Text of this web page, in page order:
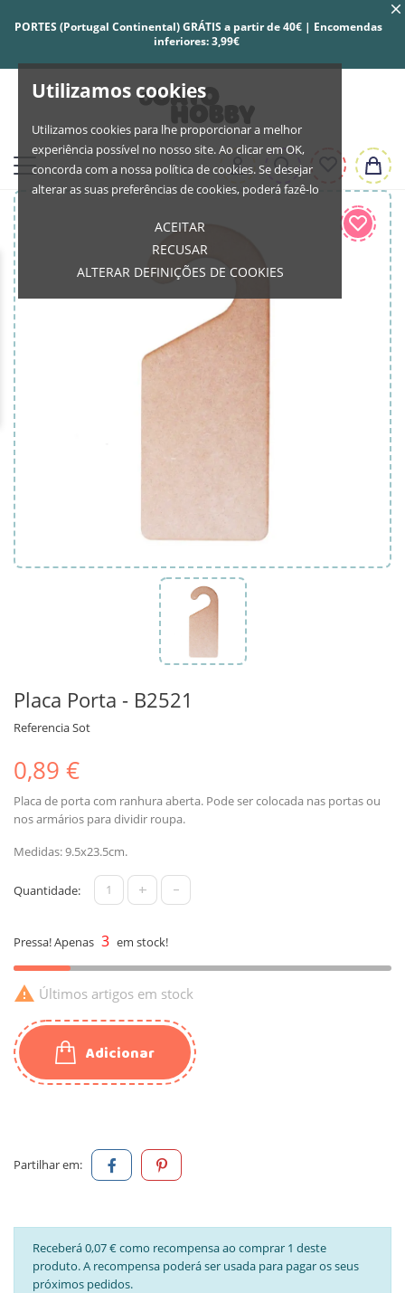
Utilizamos cookies
Utilizamos cookies para lhe proporcionar a melhor
experiência possível no nosso site. Ao clicar em OK,
concorda com a nossa política de cookies. Se desejar
alterar as suas preferências de cookies, poderá fazê-lo
ACEITAR
RECUSAR
ALTERAR DEFINIÇÕES DE COOKIES
PORTES (Portugal Continental) GRÁTIS a partir de 40€ | Encomendas
inferiores: 3,99€
Placa Porta - B2521
ReferenciaSot
0,89 €
Placa de porta com ranhura aberta. Pode ser colocada nas portas ou
nos armários para dividir roupa.
Medidas: 9.5x23.5cm.
Quantidade: + -
Pressa! Apenas 3 em stock!
 Últimos artigos em stock
Adicionar
Partilhar em:
Receberá 0,07 € como recompensa ao comprar 1 deste
produto. A recompensa poderá ser usada para pagar os seus
próximos pedidos.